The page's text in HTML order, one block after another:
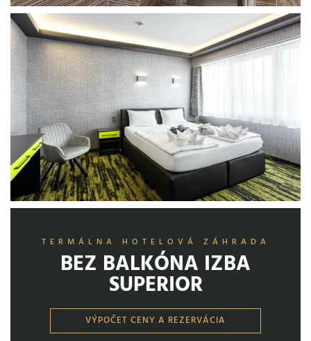
TERMÁLNA HOTELOVÁ ZÁHRADA
BEZ BALKÓNA IZBA
SUPERIOR
VÝPOČET CENY A REZERVÁCIA